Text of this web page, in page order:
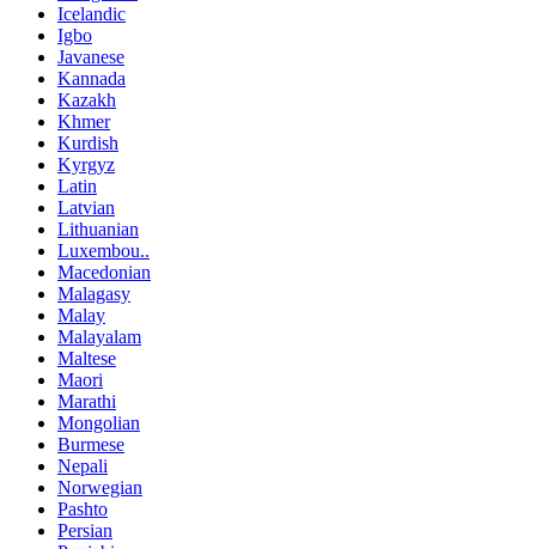
Icelandic
Igbo
Javanese
Kannada
Kazakh
Khmer
Kurdish
Kyrgyz
Latin
Latvian
Lithuanian
Luxembou..
Macedonian
Malagasy
Malay
Malayalam
Maltese
Maori
Marathi
Mongolian
Burmese
Nepali
Norwegian
Pashto
Persian